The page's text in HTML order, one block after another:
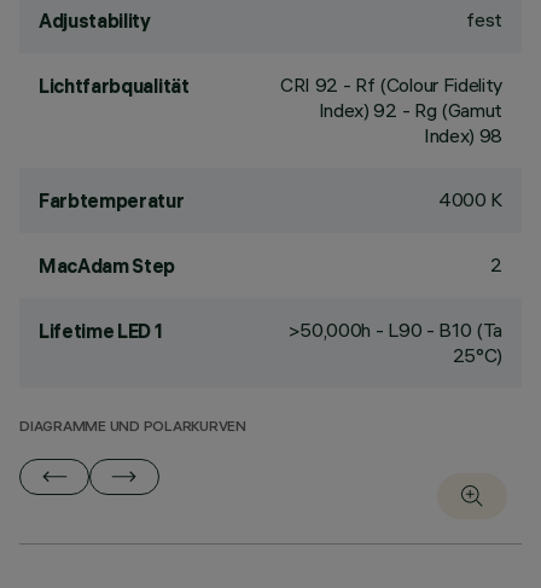
Adjustability fest
Lichtfarbqualität CRI 92 - Rf (Colour Fidelity
Index) 92 - Rg (Gamut
Index) 98
Farbtemperatur 4000 K
MacAdam Step 2
Lifetime LED 1
>50,000h - L90 - B10 (Ta
25°C)
DIAGRAMME UND POLARKURVEN